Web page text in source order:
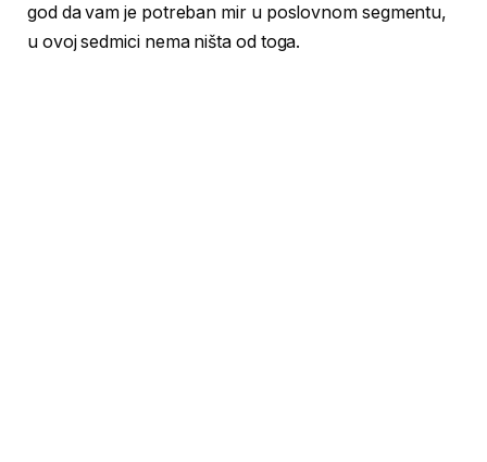
god da vam je potreban mir u poslovnom segmentu,
u ovoj sedmici nema ništa od toga.